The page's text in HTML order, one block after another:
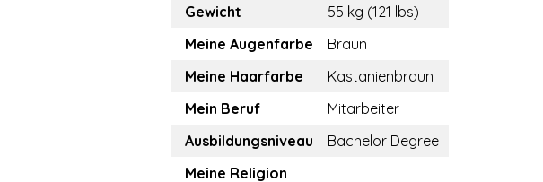
Gewicht
55 kg (121 lbs)
Meine Augenfarbe
Braun
Meine Haarfarbe
Kastanienbraun
Mein Beruf
Mitarbeiter
Ausbildungsniveau
Bachelor Degree
Meine Religion